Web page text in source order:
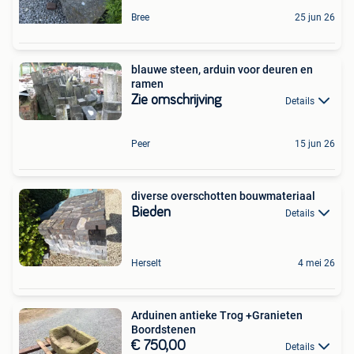
Bree 25 jun 26
blauwe steen, arduin voor deuren en
ramen
Zie omschrijving Details
Peer 15 jun 26
diverse overschotten bouwmateriaal
Bieden Details
Herselt 4 mei 26
Arduinen antieke Trog +Granieten
Boordstenen
€ 750,00 Details